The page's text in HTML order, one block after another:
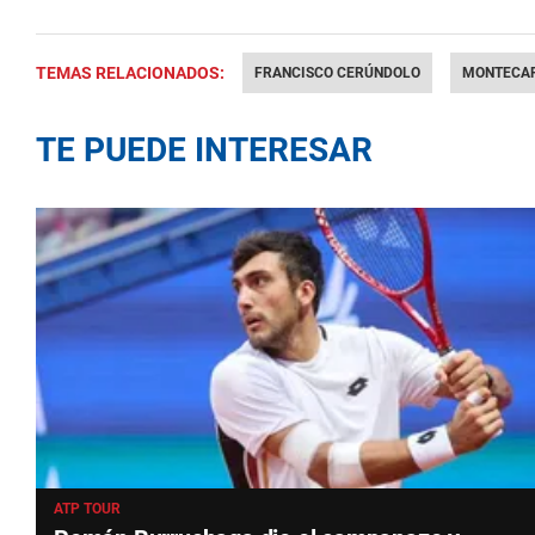
TEMAS RELACIONADOS: FRANCISCO CERÚNDOLO
TE PUEDE INTERESAR
ATP TOUR